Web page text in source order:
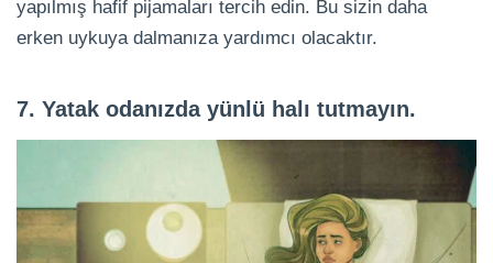
yapılmış hafif pijamaları tercih edin. Bu sizin daha
erken uykuya dalmanıza yardımcı olacaktır.
7. Yatak odanızda yünlü halı tutmayın.